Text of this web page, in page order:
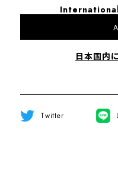
日本国内
Twitter